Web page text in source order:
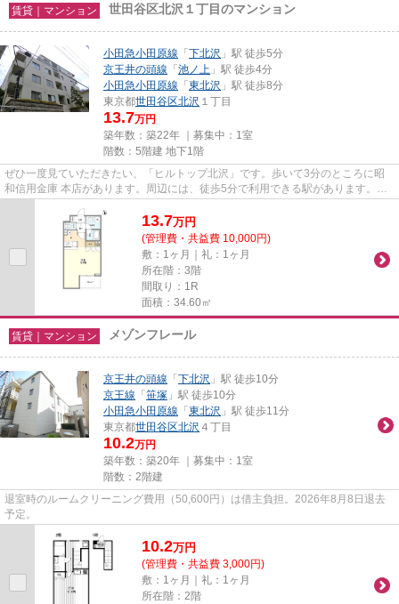
賃貸｜マンション 世田谷区北沢１丁目のマンション
小田急小田原線 「下北沢 」駅 徒歩5分
京王井の頭線 「池ノ上 」駅 徒歩4分
小田急小田原線 「東北沢 」駅 徒歩8分
東京都世田谷区北沢 １丁目
13.7万円
築年数：築22年 ｜募集中： 1室
階数：5階建 地下1階
ぜひ一度見ていただきたい、「ヒルトップ北沢」です。歩いて3分のところに昭
和信用金庫 本店があります。周辺には、徒歩5分で利用できる駅があります。ク
レジットカードで初期費用がお...
13.7万円
(管理費・共益費 10,000円)
敷：1ヶ月｜礼：1ヶ月
所在階：3階
間取り：1R
面積：34.60㎡
賃貸｜マンション メゾンフレール
京王井の頭線 「下北沢 」駅 徒歩10分
京王線 「笹塚 」駅 徒歩10分
小田急小田原線 「東北沢 」駅 徒歩11分
東京都世田谷区北沢 ４丁目
10.2万円
築年数：築20年 ｜募集中： 1室
階数：2階建
退室時のルームクリーニング費用（50,600円）は借主負担。2026年8月8日退去
予定。
10.2万円
(管理費・共益費 3,000円)
敷：1ヶ月｜礼：1ヶ月
所在階：2階